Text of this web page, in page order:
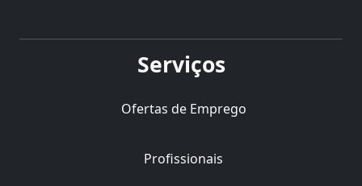
Serviços
Ofertas de Emprego
Profissionais